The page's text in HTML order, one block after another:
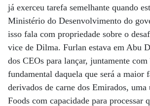
já exerceu tarefa semelhante quando
Ministério do Desenvolvimento do
isso fala com propriedade sobre o
vice de Dilma. Furlan estava em Abu
dos CEOs para lançar, juntamente com
fundamental daquela que será a maior
derivados de carne dos Emirados, uma
Foods com capacidade para processar